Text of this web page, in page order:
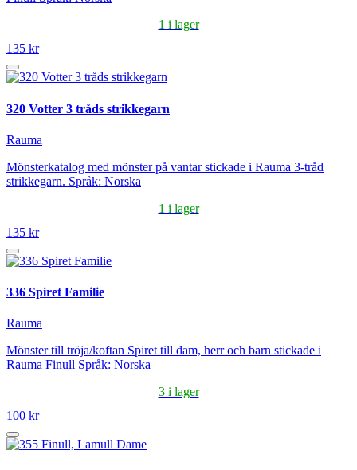
1 i lager
135 kr
320 Votter 3 tråds strikkegarn
Rauma
Mönsterkatalog med mönster på vantar stickade i Rauma 3-tråd
strikkegarn. Språk: Norska
1 i lager
135 kr
336 Spiret Familie
Rauma
Mönster till tröja/koftan Spiret till dam, herr och barn stickade i
Rauma Finull Språk: Norska
3 i lager
100 kr